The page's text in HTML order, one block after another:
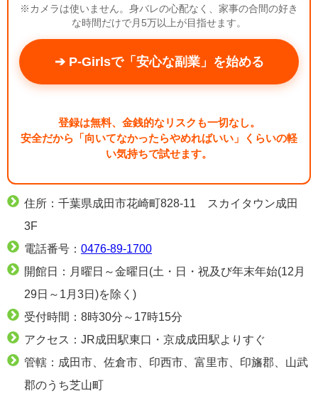
※カメラは使いません。身バレの心配なく、家事の合間の好き
な時間だけで月5万以上が目指せます。
➔ P-Girlsで「安心な副業」を始める
登録は無料、金銭的なリスクも一切なし。
安全だから「向いてなかったらやめればいい」くらいの軽
い気持ちで試せます。
住所：千葉県成田市花崎町828-11 スカイタウン成田
3F
電話番号： 0476-89-1700
開館日：月曜日～金曜日(土・日・祝及び年末年始(12月
29日～1月3日)を除く)
受付時間：8時30分～17時15分
アクセス：JR成田駅東口・京成成田駅よりすぐ
管轄：成田市、佐倉市、印西市、富里市、印旛郡、山武
郡のうち芝山町